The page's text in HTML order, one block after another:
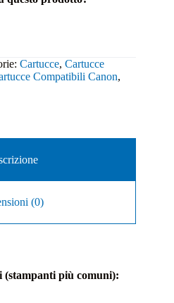
Cartucce, Cartucce
Compatibili Canon,
(0)
più comuni):